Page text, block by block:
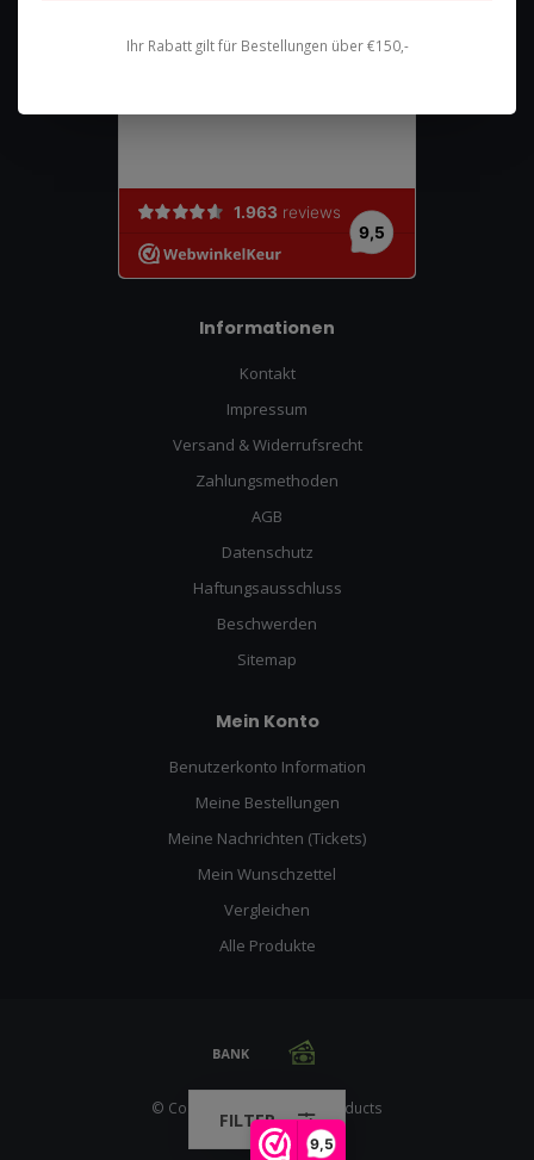
9,5
Informationen
Kontakt
Impressum
Versand & Widerrufsrecht
Zahlungsmethoden
AGB
Datenschutz
Haftungsausschluss
Beschwerden
Sitemap
Mein Konto
Benutzerkonto Information
Meine Bestellungen
Meine Nachrichten (Tickets)
Mein Wunschzettel
Vergleichen
Alle Produkte
© Copyright 2026 Racing Products
FILTER
Ihr Rabatt gilt für Bestellungen über €150,-